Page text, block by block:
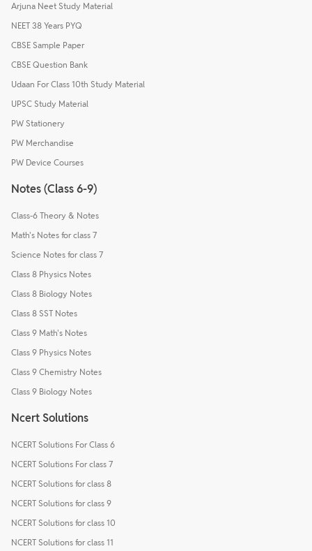
Arjuna Neet Study Material
NEET 38 Years PYQ
CBSE Sample Paper
CBSE Question Bank
Udaan For Class 10th Study Material
UPSC Study Material
PW Stationery
PW Merchandise
PW Device Courses
Notes (Class 6-9)
Class-6 Theory & Notes
Math's Notes for class 7
Science Notes for class 7
Class 8 Physics Notes
Class 8 Biology Notes
Class 8 SST Notes
Class 9 Math's Notes
Class 9 Physics Notes
Class 9 Chemistry Notes
Class 9 Biology Notes
Ncert Solutions
NCERT Solutions For Class 6
NCERT Solutions For class 7
NCERT Solutions for class 8
NCERT Solutions for class 9
NCERT Solutions for class 10
NCERT Solutions for class 11